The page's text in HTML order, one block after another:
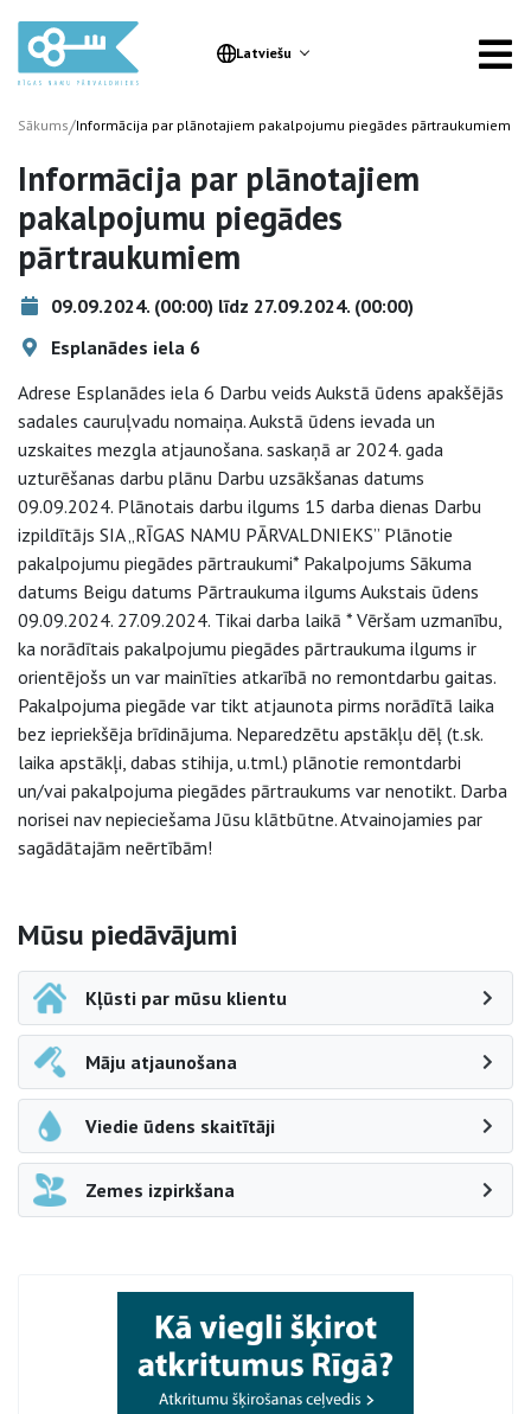
Latviešu
Sākums/Informācija par plānotajiem pakalpojumu piegādes pārtraukumiem
Informācija par plānotajiem
pakalpojumu piegādes
pārtraukumiem
09.09.2024. (00:00) līdz 27.09.2024. (00:00)
Esplanādes iela 6
Adrese Esplanādes iela 6 Darbu veids Aukstā ūdens apakšējās
sadales cauruļvadu nomaiņa. Aukstā ūdens ievada un
uzskaites mezgla atjaunošana. saskaņā ar 2024. gada
uzturēšanas darbu plānu Darbu uzsākšanas datums
09.09.2024. Plānotais darbu ilgums 15 darba dienas Darbu
izpildītājs SIA „RĪGAS NAMU PĀRVALDNIEKS” Plānotie
pakalpojumu piegādes pārtraukumi* Pakalpojums Sākuma
datums Beigu datums Pārtraukuma ilgums Aukstais ūdens
09.09.2024. 27.09.2024. Tikai darba laikā * Vēršam uzmanību,
ka norādītais pakalpojumu piegādes pārtraukuma ilgums ir
orientējošs un var mainīties atkarībā no remontdarbu gaitas.
Pakalpojuma piegāde var tikt atjaunota pirms norādītā laika
bez iepriekšēja brīdinājuma. Neparedzētu apstākļu dēļ (t.sk.
laika apstākļi, dabas stihija, u.tml.) plānotie remontdarbi
un/vai pakalpojuma piegādes pārtraukums var nenotikt. Darba
norisei nav nepieciešama Jūsu klātbūtne. Atvainojamies par
sagādātajām neērtībām!
Sāna navigācija
Mūsu piedāvājumi
Kļūsti par mūsu klientu
Māju atjaunošana
Viedie ūdens skaitītāji
Zemes izpirkšana